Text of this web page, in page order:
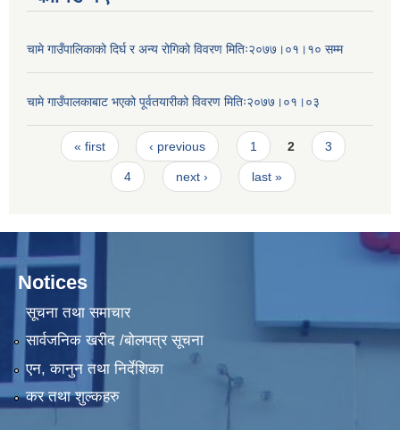
चामे गाउँपालिकाको दिर्घ र अन्य रोगिको विवरण मितिः२०७७।०१।१० सम्म
चामे गाउँपालकाबाट भएको पूर्वतयारीको विवरण मितिः२०७७।०१।०३
Pages
« first ‹ previous 1 2 3
4 next › last »
Notices
सूचना तथा समाचार
सार्वजनिक खरीद /बोलपत्र सूचना
एन, कानुन तथा निर्देशिका
कर तथा शुल्कहरु